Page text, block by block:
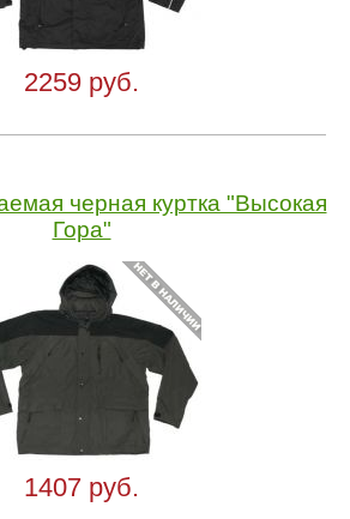
2259 руб.
черная куртка "Высокая
Гора"
1407 руб.